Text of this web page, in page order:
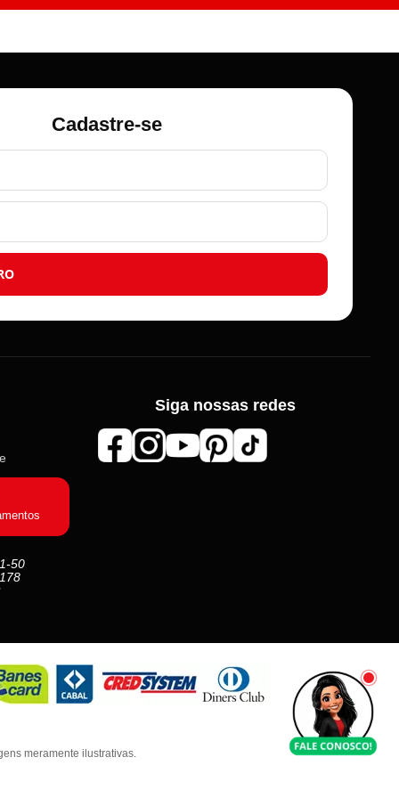
Roma Aviamentos
Online agora
Olá! 👋 Seja bem-vindo(a) à
Cadastre-se
50
Siga nossas redes
meramente ilustrativas.